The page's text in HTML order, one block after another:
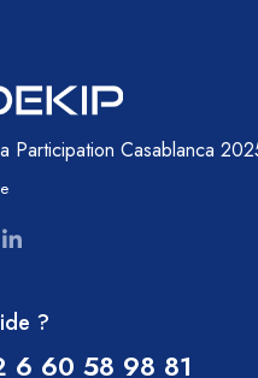
Participation Casablanca
?
6 60 58 98 81